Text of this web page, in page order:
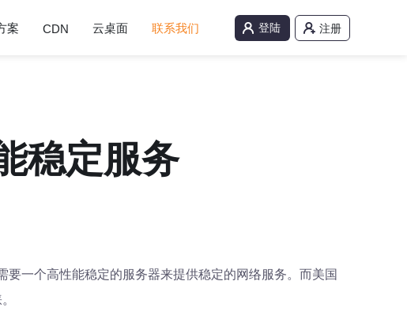
案 CDN 云桌面 联系我们 登陆 注册
稳定服务
一个高性能稳定的服务器来提供稳定的网络服务。而美国